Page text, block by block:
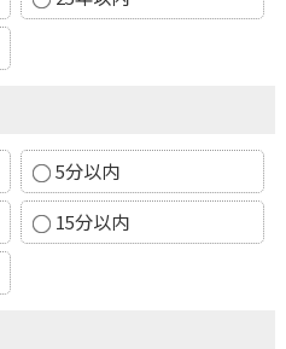
5分以内
15分以内